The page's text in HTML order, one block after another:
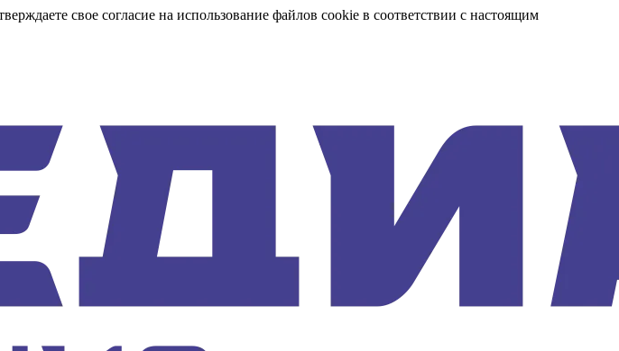
свое согласие на использование файлов cookie в соответствии с настоящим